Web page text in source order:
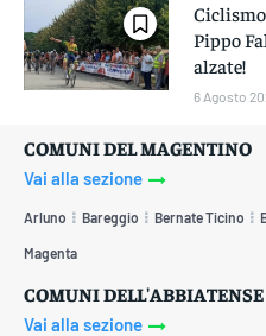
Ciclismo
Pippo
alzate!
6 Agosto
COMUNI DEL MAGENTINO
Vai alla sezione
Arluno Bareggio Bernate Ticino
Magenta
COMUNI DELL'ABBIATENSE
Vai alla sezione